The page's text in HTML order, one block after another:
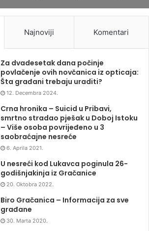
Najnoviji Komentari
Za dvadesetak dana počinje
povlačenje ovih novčanica iz opticaja:
Šta građani trebaju uraditi?
12. Decembra 2024.
Crna hronika – Suicid u Pribavi,
smrtno stradao pješak u Doboj Istoku
– Više osoba povrijeđeno u 3
saobraćajne nesreće
6. Aprila 2021.
U nesreći kod Lukavca poginula 26-
godišnjakinja iz Gračanice
20. Oktobra 2022.
Biro Gračanica – Informacija za sve
građane
30. Marta 2020.